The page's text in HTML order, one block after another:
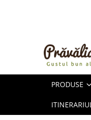
ULEIURI ȘI UNTURI
PRODUSE